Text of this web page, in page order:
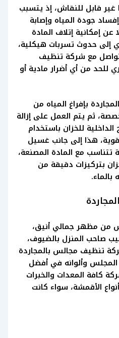
غير قابل للنقاش، إذ يتسبب
جودة المياه وإصابة
عن إمكانية إتلاف المادة
إلى حدوث تسربات هيكلية،
مع شركة تنظيف
للحد من أي أضرار مادية أو
بإفراغ المياه من
ثم يتم العمل على إزالة
للخزان باستخدام
هذا إلى جانب غسيل
تتناسب مع المادة المصنعة،
بتركيزات دقيقة من
من مظهر جمالي أنيق،
صاحب المنزل بالضيوف،
تنظيف مجالس بالمجاردة
وألوانه في أفضل
كافة المعدات والخبرات
الأقمشة، سواء كانت